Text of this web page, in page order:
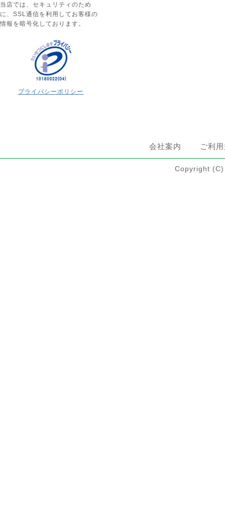
当店では、セキュリティのため
に、SSL通信を利用してお客様の
情報を暗号化しております。
プライバシーポリシー
会社案内 ご利
Copyright